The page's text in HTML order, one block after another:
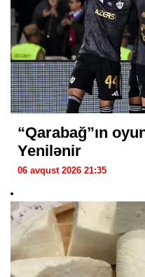
“Qarabağ”ın
Yenilənir
06 avqust 2026 21:35